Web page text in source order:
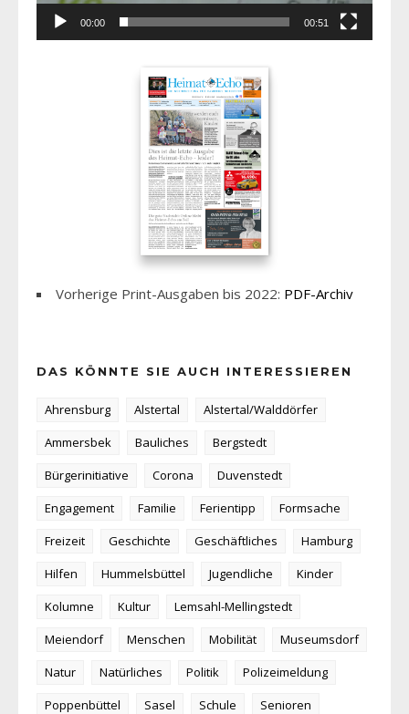
00:00 00:51
Vorherige Print-Ausgaben bis 2022: PDF-Archiv
DAS KÖNNTE SIE AUCH INTERESSIEREN
Ahrensburg Alstertal
Alstertal/Walddörfer
Ammersbek
Bauliches
Bergstedt
Bürgerinitiative
Corona
Duvenstedt
Engagement
Familie Ferientipp
Formsache
Freizeit
Geschichte Geschäftliches
Hamburg
Hilfen
Hummelsbüttel Jugendliche
Kinder
Kolumne
Kultur
Lemsahl-Mellingstedt
Meiendorf
Menschen Mobilität
Museumsdorf
Natur
Natürliches Politik
Polizeimeldung
Poppenbüttel
Sasel Schule
Senioren